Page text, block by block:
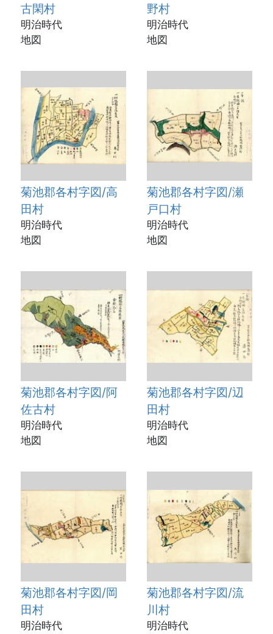
古閑村
明治時代
地図
野村
明治時代
地図
菊池郡各村字図/高
田村
明治時代
地図
菊池郡各村字図/瀬
戸口村
明治時代
地図
菊池郡各村字図/阿
佐古村
明治時代
地図
菊池郡各村字図/辺
田村
明治時代
地図
菊池郡各村字図/岡
田村
明治時代
菊池郡各村字図/流
川村
明治時代